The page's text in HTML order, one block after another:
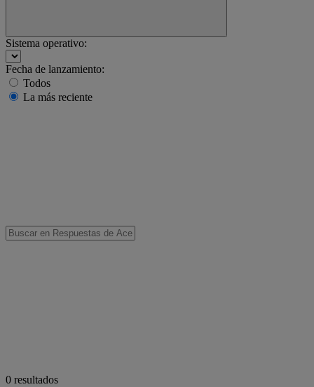
Sistema operativo:
Fecha de lanzamiento:
Todos
La más reciente
0 resultados